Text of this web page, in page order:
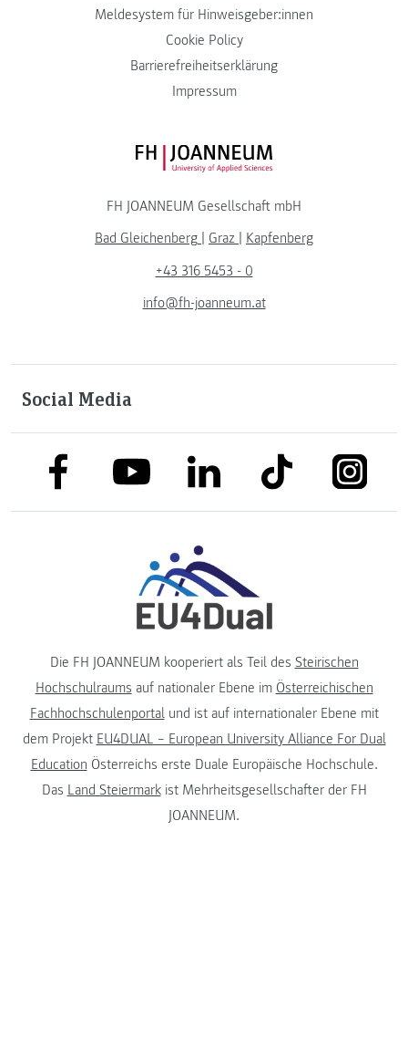
Meldesystem für Hinweisgeber:innen
Cookie Policy
Barrierefreiheitserklärung
Impressum
FH JOANNEUM Logo
FH JOANNEUM Gesellschaft mbH
Bad Gleichenberg
Graz
Kapfenberg
+43 316 5453 - 0
info@fh-joanneum.at
Social Media
link to facebooklink to youtubelink to linkedinlink to tiktok
Die FH JOANNEUM kooperiert als Teil des Steirischen
Hochschulraums auf nationaler Ebene im Österreichischen
Fachhochschulenportalund ist auf internationaler Ebene mit
dem Projekt EU4DUAL – European University Alliance For Dual
Education Österreichs erste Duale Europäische Hochschule.
Das Land Steiermarkist Mehrheitsgesellschafter der FH
JOANNEUM.